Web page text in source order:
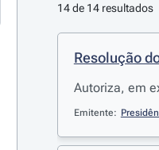
14 de 14 resultados
Resolução
Autoriza, em
Emitente: